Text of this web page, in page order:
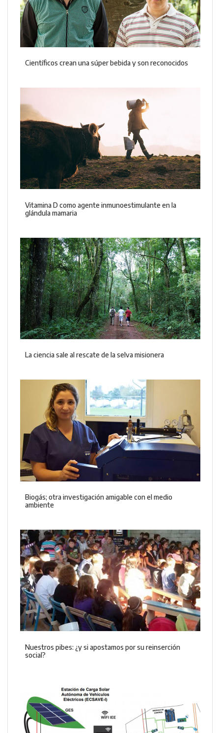
Científicos crean una súper bebida y son reconocidos
Vitamina D como agente inmunoestimulante en la
glándula mamaria
La ciencia sale al rescate de la selva misionera
Biogás; otra investigación amigable con el medio
ambiente
Nuestros pibes: ¿y si apostamos por su reinserción
social?